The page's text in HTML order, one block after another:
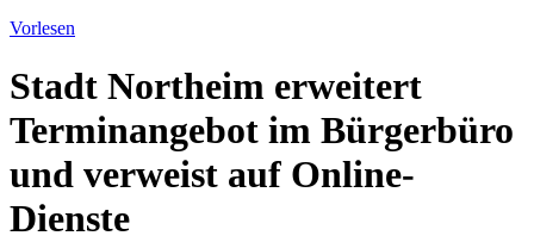
Vorlesen
Stadt Northeim erweitert
Terminangebot im Bürgerbüro
und verweist auf Online-
Dienste